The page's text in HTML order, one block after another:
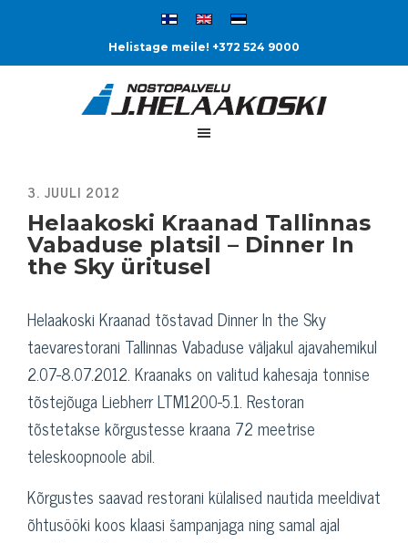
Helistage meile! +372 524 9000
Helaakoski Kraanad Tallinnas
Vabaduse platsil – Dinner In
the Sky üritusel
Helaakoski Kraanad tõstavad Dinner In the Sky
taevarestorani Tallinnas Vabaduse väljakul ajavahemikul
2.07-8.07.2012. Kraanaks on valitud kahesaja tonnise
tõstejõuga Liebherr LTM1200-5.1. Restoran
tõstetakse kõrgustesse kraana 72 meetrise
teleskoopnoole abil.
Kõrgustes saavad restorani külalised nautida meeldivat
õhtusööki koos klaasi šampanjaga ning samal ajal